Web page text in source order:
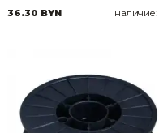
36.30 BYN наличие: